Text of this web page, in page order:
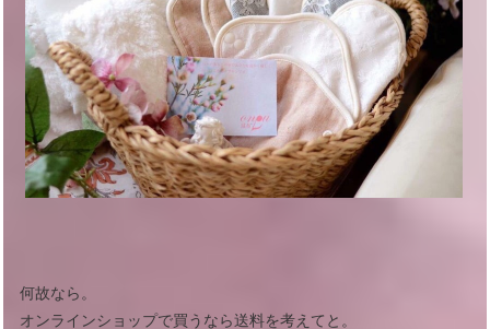
何故なら。
オンラインショップで買うなら送料を考えてと。